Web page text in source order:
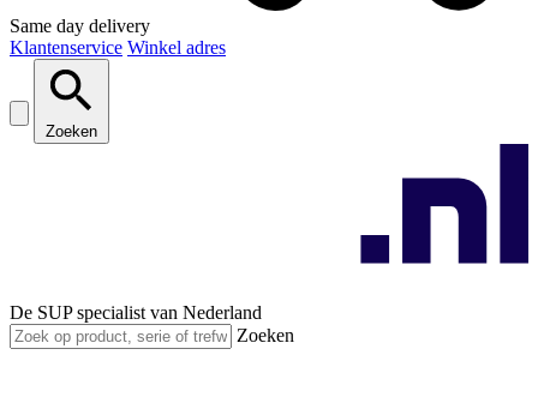
Same day delivery
Klantenservice Winkel adres
Zoeken
De SUP specialist van Nederland
Zoeken